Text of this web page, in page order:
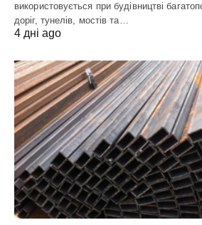
використовується при будівництві
доріг, тунелів, мостів та…
4 дні ago